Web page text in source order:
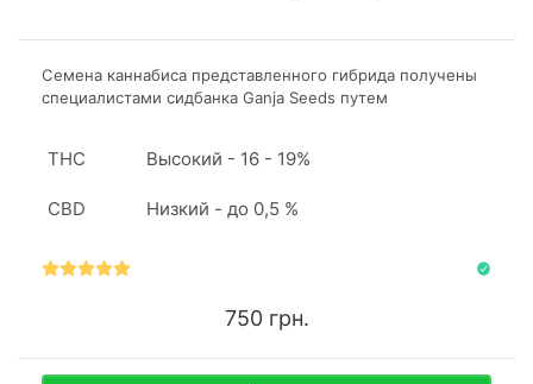
Семена каннабиса представленного гибрида получены
специалистами сидбанка Ganja Seeds путем
дебютного грова.
THC Высокий - 16 - 19%
CBD Низкий - до 0,5 %
750 грн.